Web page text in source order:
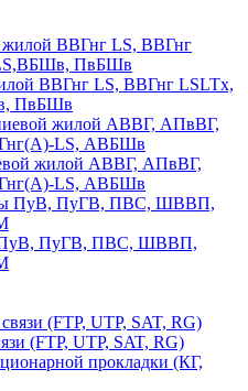
ВВГнг LS, ВВГнг LSLTx,
ПвБШв
жилой АВВГ, АПвВГ,
LS, АВБШв
ПуВ, ПуГВ, ПВС, ШВВП,
(FTP, UTP, SAT, RG)